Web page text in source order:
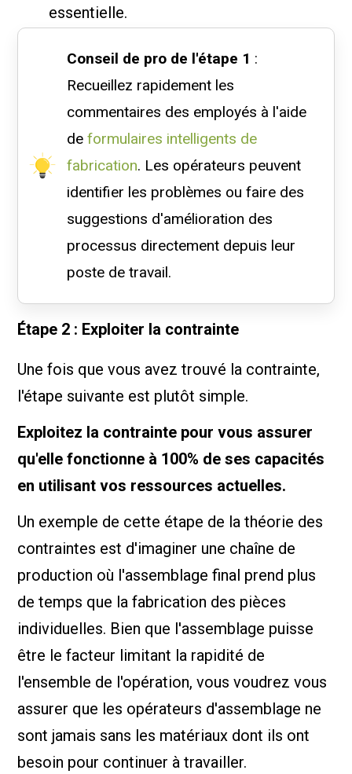
essentielle.
Conseil de pro de l'étape 1 :
Recueillez rapidement les
commentaires des employés à l'aide
de formulaires intelligents de
fabrication. Les opérateurs peuvent
identifier les problèmes ou faire des
suggestions d'amélioration des
processus directement depuis leur
poste de travail.
Étape 2 : Exploiter la contrainte
Une fois que vous avez trouvé la contrainte,
l'étape suivante est plutôt simple.
Exploitez la contrainte pour vous assurer
qu'elle fonctionne à 100% de ses capacités
en utilisant vos ressources actuelles.
Un exemple de cette étape de la théorie des
contraintes est d'imaginer une chaîne de
production où l'assemblage final prend plus
de temps que la fabrication des pièces
individuelles. Bien que l'assemblage puisse
être le facteur limitant la rapidité de
l'ensemble de l'opération, vous voudrez vous
assurer que les opérateurs d'assemblage ne
sont jamais sans les matériaux dont ils ont
besoin pour continuer à travailler.